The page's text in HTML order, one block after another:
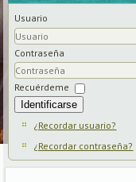
Usuario
Contraseña
Recuérdeme
Identificarse
¿Recordar usuario?
¿Recordar contraseña?